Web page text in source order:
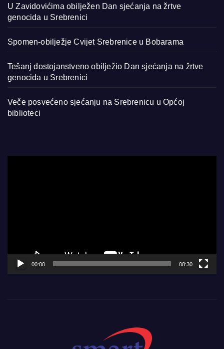
U Zavidovićima obilježen Dan sjećanja na žrtve
genocida u Srebrenici
Spomen-obilježje Cvijet Srebrenice u Bobarama
Tešanj dostojanstveno obilježio Dan sjećanja na žrtve
genocida u Srebrenici
Veče posvećeno sjećanju na Srebrenicu u Općoj
biblioteci
00:00 08:30